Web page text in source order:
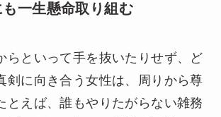
一生懸命取り組む
らといって手を抜いたりせず、ど
剣に向き合う女性は、周りから尊
とえば、誰もやりたがらない雑務